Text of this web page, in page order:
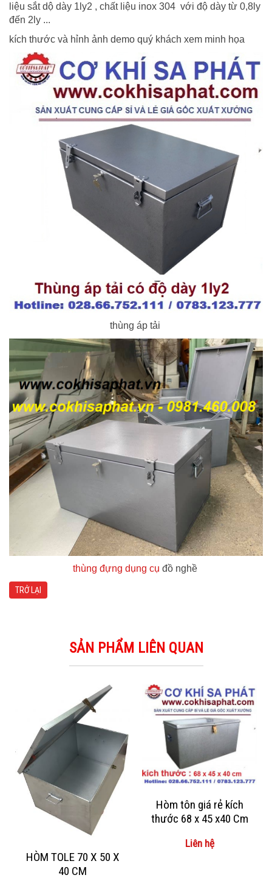
liệu sắt dộ dày 1ly2 , chất liệu inox 304 với độ dày từ 0,8ly
đến 2ly ...
kích thước và hỉnh ảnh demo quý khách xem minh họa
thùng áp tải
thùng đựng dụng cụ đồ nghề
TRỞ LẠI
SẢN PHẨM LIÊN QUAN
HÒM TOLE 70 X 50 X
40 CM
Hòm tôn giá rẻ kích
thước 68 x 45 x40 Cm
Liên hệ